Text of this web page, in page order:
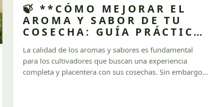
🍃 **CÓMO MEJORAR EL
AROMA Y SABOR DE TU
COSECHA: GUÍA PRÁCTICA
INDOOR** 🌸
La calidad de los aromas y sabores es fundamental
para los cultivadores que buscan una experiencia
completa y placentera con sus cosechas. Sin embargo,